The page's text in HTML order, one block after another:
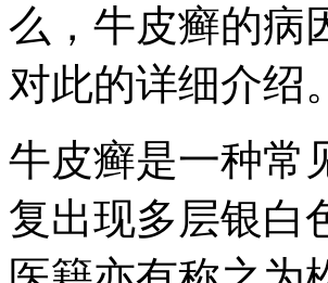
么，牛皮癣的病
对此的详细介绍。
牛皮癣是一种常
复出现多层银白